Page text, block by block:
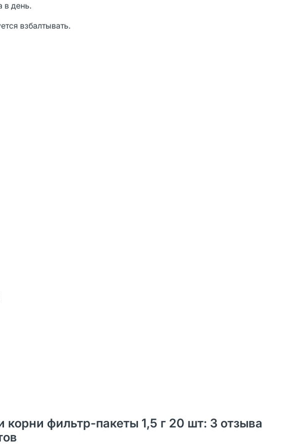
в день.
взбалтывать.
фильтр-пакеты 1,5 г 20 шт: 3 отзыва